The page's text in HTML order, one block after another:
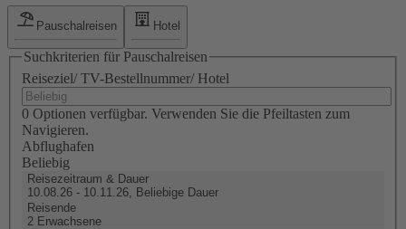
Pauschalreisen Hotel
Suchkriterien für Pauschalreisen
Reiseziel/ TV-Bestellnummer/ Hotel
0 Optionen verfügbar. Verwenden Sie die Pfeiltasten zum
Navigieren.
Abflughafen
Beliebig
Reisezeitraum & Dauer
10.08.26 - 10.11.26, Beliebige Dauer
Reisende
2 Erwachsene